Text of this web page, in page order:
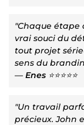
"Chaque étape
vrai souci du
tout projet
sens du
— Enes ⭐⭐⭐⭐⭐
"Un travail
précieux. John